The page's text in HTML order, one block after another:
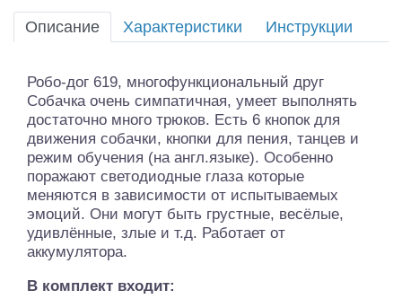
Описание Характеристики Инструкции
Робо-дог 619, многофункциональный друг
Собачка очень симпатичная, умеет выполнять
достаточно много трюков. Есть 6 кнопок для
движения собачки, кнопки для пения, танцев и
режим обучения (на англ.языке). Особенно
поражают светодиодные глаза которые
меняются в зависимости от испытываемых
эмоций. Они могут быть грустные, весёлые,
удивлённые, злые и т.д. Работает от
аккумулятора.
В комплект входит: